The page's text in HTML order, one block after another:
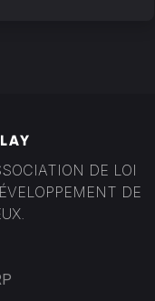
DE LOI
DE